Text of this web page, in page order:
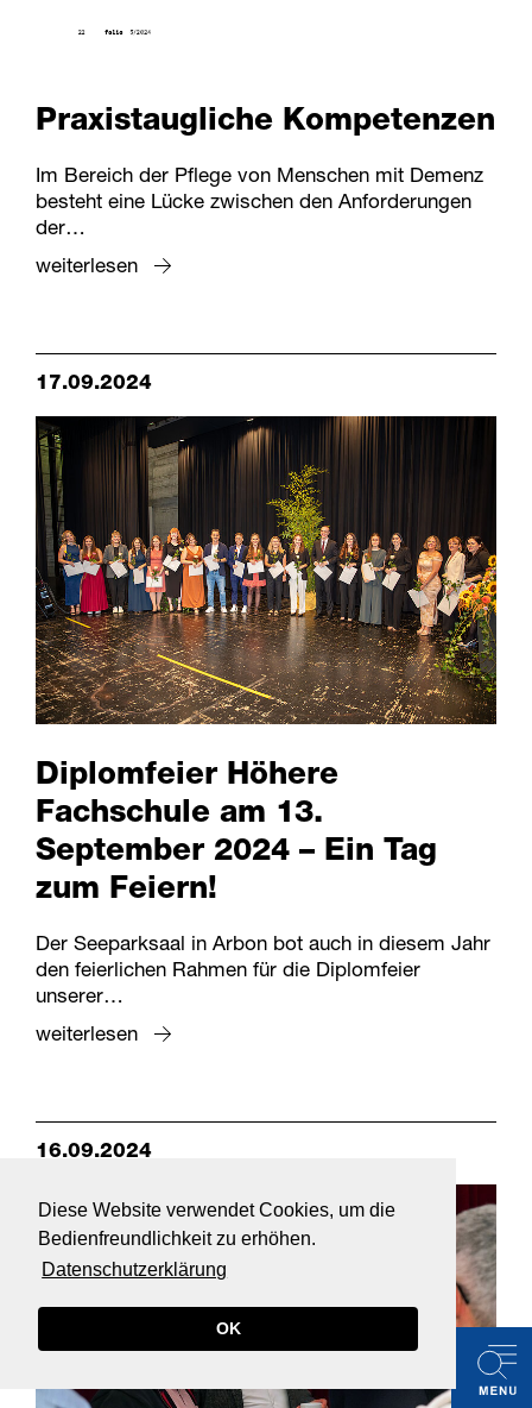
Diese Website verwendet Cookies, um die
Bedienfreundlichkeit zu erhöhen.
Datenschutzerklärung
OK
Praxistaugliche Kompetenzen
Im Bereich der Pflege von Menschen mit Demenz
besteht eine Lücke zwischen den Anforderungen
der…
weiterlesen
17.09.2024
Diplomfeier Höhere
Fachschule am 13.
September 2024 – Ein Tag
zum Feiern!
Der Seeparksaal in Arbon bot auch in diesem Jahr
den feierlichen Rahmen für die Diplomfeier
unserer…
weiterlesen
16.09.2024